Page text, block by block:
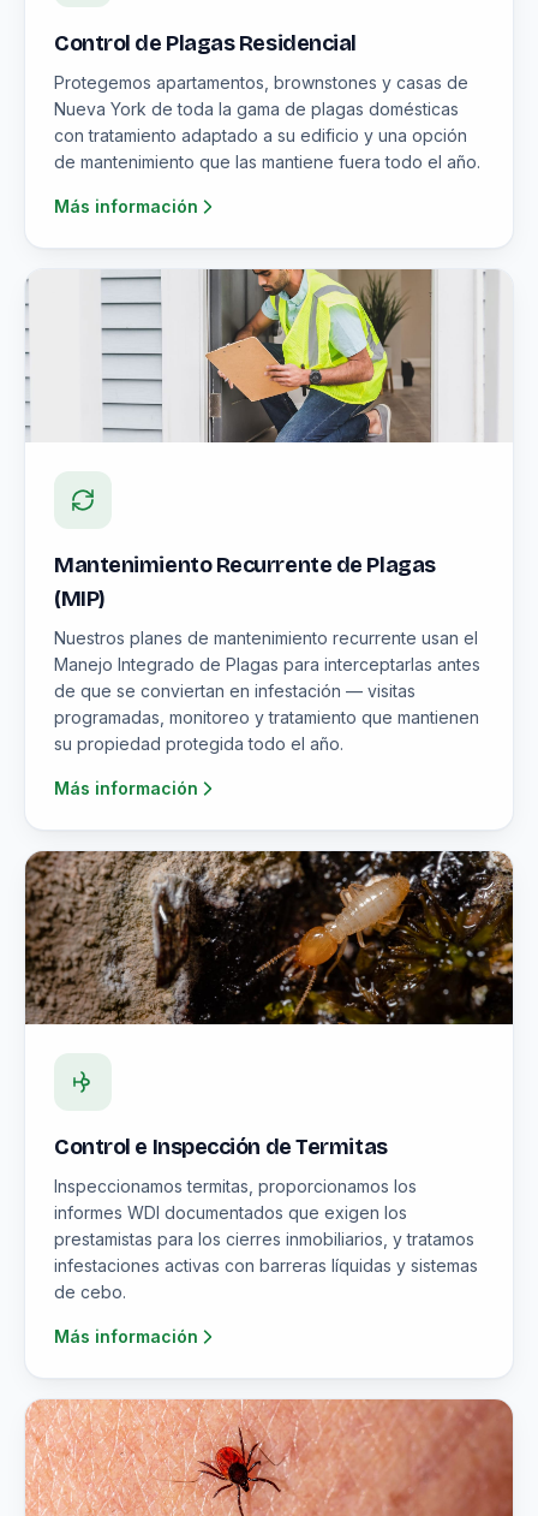
Control de Plagas Residencial
Protegemos apartamentos, brownstones y casas de
Nueva York de toda la gama de plagas domésticas
con tratamiento adaptado a su edificio y una opción
de mantenimiento que las mantiene fuera todo el año.
Más información
Mantenimiento Recurrente de Plagas
(MIP)
Nuestros planes de mantenimiento recurrente usan el
Manejo Integrado de Plagas para interceptarlas antes
de que se conviertan en infestación — visitas
programadas, monitoreo y tratamiento que mantienen
su propiedad protegida todo el año.
Más información
Control e Inspección de Termitas
Inspeccionamos termitas, proporcionamos los
informes WDI documentados que exigen los
prestamistas para los cierres inmobiliarios, y tratamos
infestaciones activas con barreras líquidas y sistemas
de cebo.
Más información